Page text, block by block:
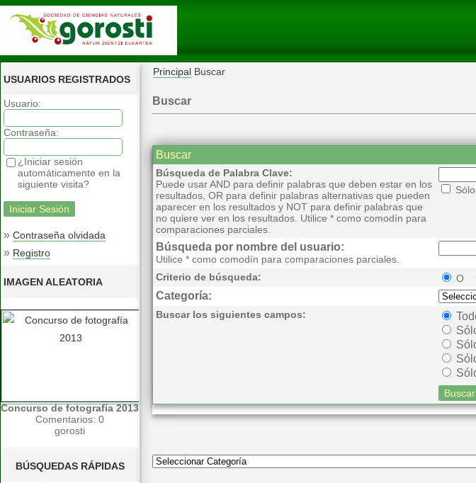
USUARIOS REGISTRADOS
Usuario:
Contraseña:
¿Iniciar sesión
automáticamente en la
siguiente visita?
» Contraseña olvidada
» Registro
IMAGEN ALEATORIA
Concurso de fotografía 2013
Comentarios: 0
gorosti
BÚSQUEDAS RÁPIDAS
Principal Buscar
Buscar
Buscar
Búsqueda de Palabra Clave:
Puede usar AND para definir palabras que deben estar en los
resultados, OR para definir palabras alternativas que pueden
aparecer en los resultados y NOT para definir palabras que
no quiere ver en los resultados. Utilice * como comodín para
comparaciones parciales.
Búsqueda por nombre del usuario:
Utilice * como comodín para comparaciones parciales.
Criterio de búsqueda:
O
Categoría:
Buscar los siguientes campos: